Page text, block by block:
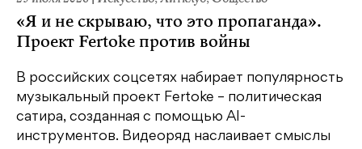
«Я и не скрываю, что это пропаганда».
Проект Fertoke против войны
В российских соцсетях набирает популярность
музыкальный проект Fertoke – политическая
сатира, созданная с помощью AI-
инструментов. Видеоряд наслаивает смыслы